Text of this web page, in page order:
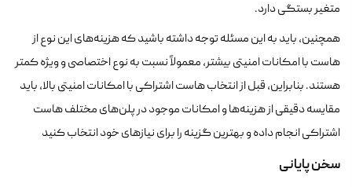
متغیر بستگی دارد.
همچنین، باید به این مسئله توجه داشته باشید که هزینه‌های این نوع از
هاست با امکانات امنیتی بیشتر، معمولاً نسبت به نوع اختصاصی و ویژه کمتر
هستند. بنابراین، قبل از انتخاب هاست اشتراکی با امکانات امنیتی بالا، باید
مقایسه دقیقی از هزینه‌ها و امکانات موجود در پلن‌های مختلف هاست
اشتراکی انجام داده و بهترین گزینه را برای نیازهای خود انتخاب کنید
سخن پایانی